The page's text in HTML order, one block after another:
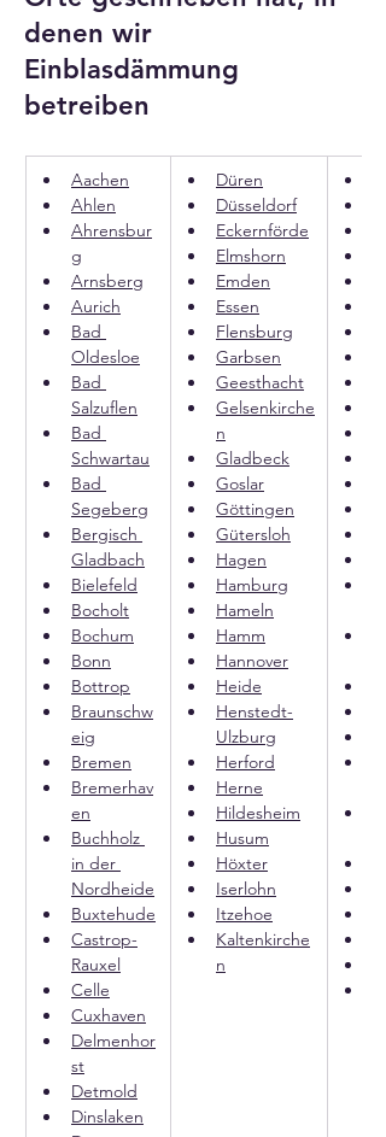
denen wir
Einblasdämmung
betreiben
Aachen
Ahlen
Ahrensbur
g
Arnsberg
Aurich
Bad
Oldesloe
Bad
Salzuflen
Bad
Schwartau
Bad
Segeberg
Bergisch
Gladbach
Bielefeld
Bocholt
Bochum
Bonn
Bottrop
Braunschw
eig
Bremen
Bremerhav
en
Buchholz
in der
Nordheide
Buxtehude
Castrop-
Rauxel
Celle
Cuxhaven
Delmenhor
st
Detmold
Dinslaken
Düren
Düsseldorf
Eckernförde
Elmshorn
Emden
Essen
Flensburg
Garbsen
Geesthacht
Gelsenkirche
n
Gladbeck
Goslar
Göttingen
Gütersloh
Hagen
Hamburg
Hameln
Hamm
Hannover
Heide
Henstedt-
Ulzburg
Herford
Herne
Hildesheim
Husum
Höxter
Iserlohn
Itzehoe
Kaltenkirche
n